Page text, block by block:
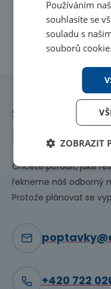
S výběrem
pomůžeme
Chcete poradit, jaké
řekneme náš odborný
Protože plánovat se
+420 722
Používáním
souhlasíte se
souladu s
souborů cookie.
ZOBRAZIT